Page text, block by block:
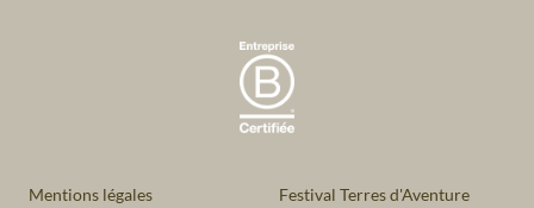
Mentions légales Festival Terres d'Aventure